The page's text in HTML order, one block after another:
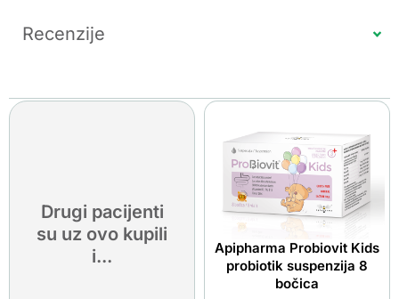
Recenzije
Drugi pacijenti
su uz ovo kupili
i...
Apipharma Probiovit Kids
probiotik suspenzija 8
bočica